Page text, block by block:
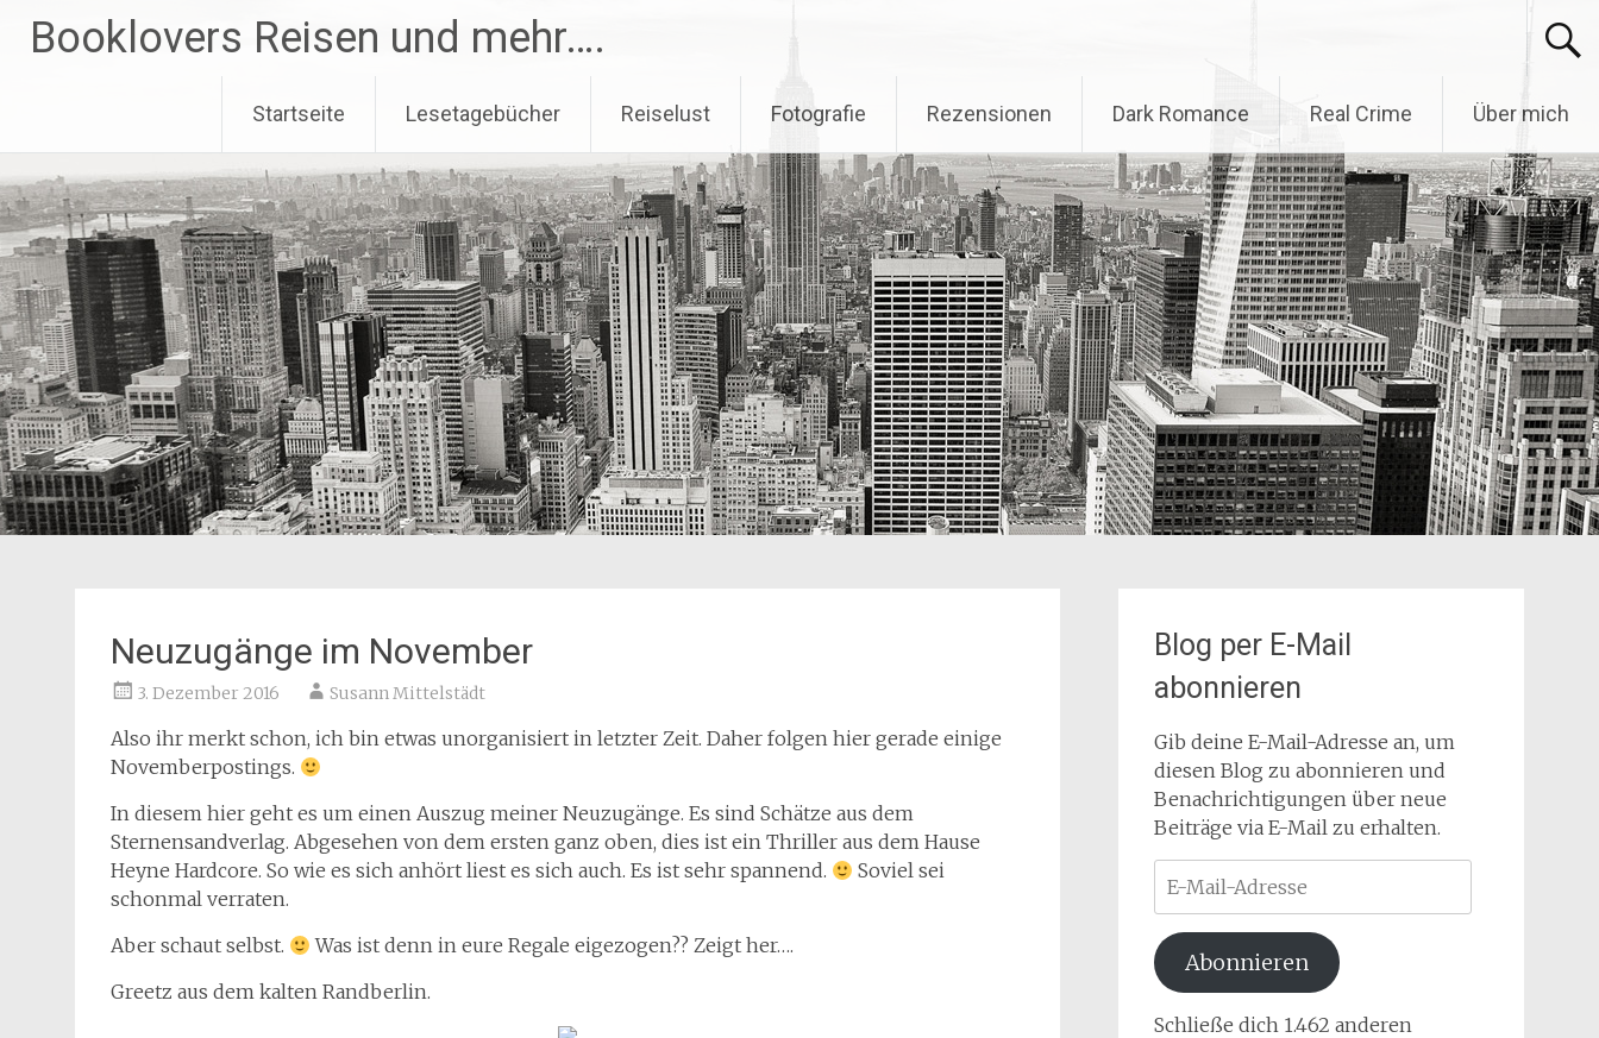
InhaltBooklovers Reisen und mehr….
Startseite Lesetagebücher Reiselust Fotografie Rezensionen Dark Romance Real Crime Über mich
Neuzugänge im November
3. Dezember 2016 Susann Mittelstädt
Also ihr merkt schon, ich bin etwas unorganisiert in letzter Zeit. Daher folgen hier gerade einige
Novemberpostings.
In diesem hier geht es um einen Auszug meiner Neuzugänge. Es sind Schätze aus dem
Sternensandverlag. Abgesehen von dem ersten ganz oben, dies ist ein Thriller aus dem Hause
Heyne Hardcore. So wie es sich anhört liest es sich auch. Es ist sehr spannend.
Soviel sei
schonmal verraten.
Aber schaut selbst.
Was ist denn in eure Regale eigezogen?? Zeigt her….
Greetz aus dem kalten Randberlin.
Blog per E-Mail
abonnieren
Gib deine E-Mail-Adresse an, um
diesen Blog zu abonnieren und
Benachrichtigungen über neue
Beiträge via E-Mail zu erhalten.
Mail-
Adresse
Abonnieren
Schließe dich 1.462 anderen